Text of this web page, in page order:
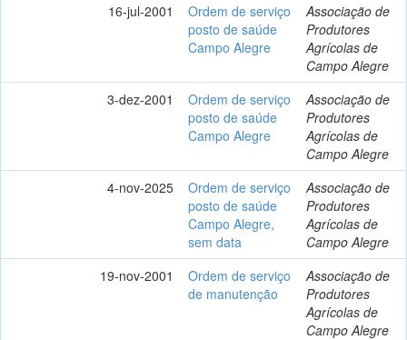
16-jul-2001
Ordem de serviço
posto de saúde
Campo Alegre
Associação de
Produtores
Agrícolas de
Campo Alegre
3-dez-2001
Ordem de serviço
posto de saúde
Campo Alegre
Associação de
Produtores
Agrícolas de
Campo Alegre
4-nov-2025
Ordem de serviço
posto de saúde
Campo Alegre,
sem data
Associação de
Produtores
Agrícolas de
Campo Alegre
19-nov-2001
Ordem de serviço
de manutenção
Associação de
Produtores
Agrícolas de
Campo Alegre